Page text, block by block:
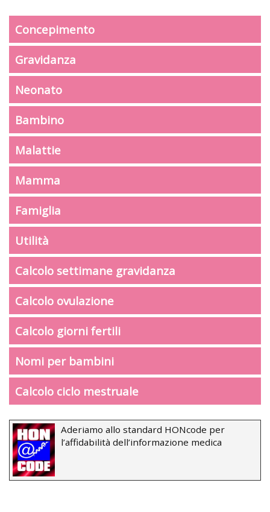
Concepimento
Gravidanza
Neonato
Bambino
Malattie
Mamma
Famiglia
Utilità
Calcolo settimane gravidanza
Calcolo ovulazione
Calcolo giorni fertili
Nomi per bambini
Calcolo ciclo mestruale
Aderiamo allo standard HONcode per
l’affidabilità dell’informazione medica